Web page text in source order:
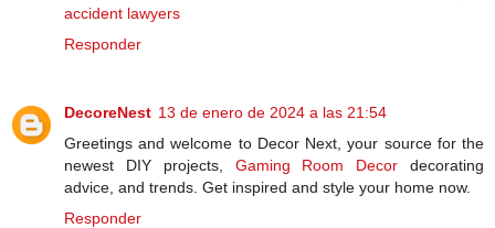
accident lawyers
Responder
DecoreNest 13 de enero de 2024 a las 21:54
Greetings and welcome to Decor Next, your source for the
newest DIY projects, Gaming Room Decor decorating
advice, and trends. Get inspired and style your home now.
Responder